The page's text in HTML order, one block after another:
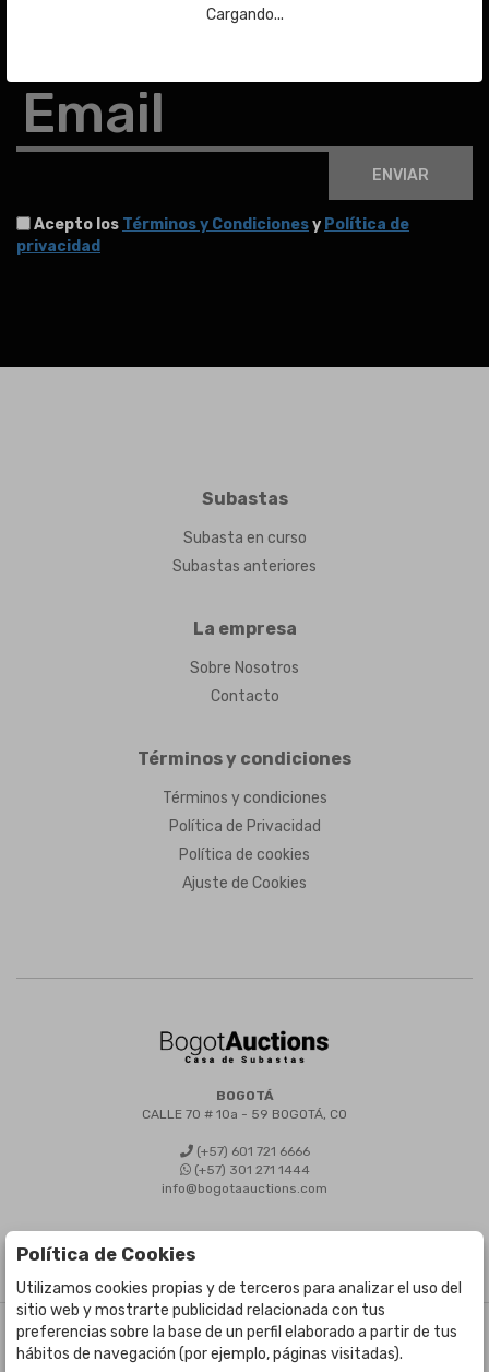
Cargando...
Email
ENVIAR
Acepto los Términos y Condicionesy Política de
privacidad
Subastas
Subasta en curso
Subastas anteriores
La empresa
Sobre Nosotros
Contacto
Términos y condiciones
Términos y condiciones
Política de Privacidad
Política de cookies
Ajuste de Cookies
BOGOTÁ
CALLE 70 # 10a - 59 BOGOTÁ, CO
(+57) 601 721 6666
(+57) 301 271 1444
info@bogotaauctions.com
©Bogota Auctions- Todos los derechos reservados
Política de Cookies
Utilizamos cookies propias y de terceros para analizar el uso del
sitio web y mostrarte publicidad relacionada con tus
preferencias sobre la base de un perfil elaborado a partir de tus
hábitos de navegación (por ejemplo, páginas visitadas).